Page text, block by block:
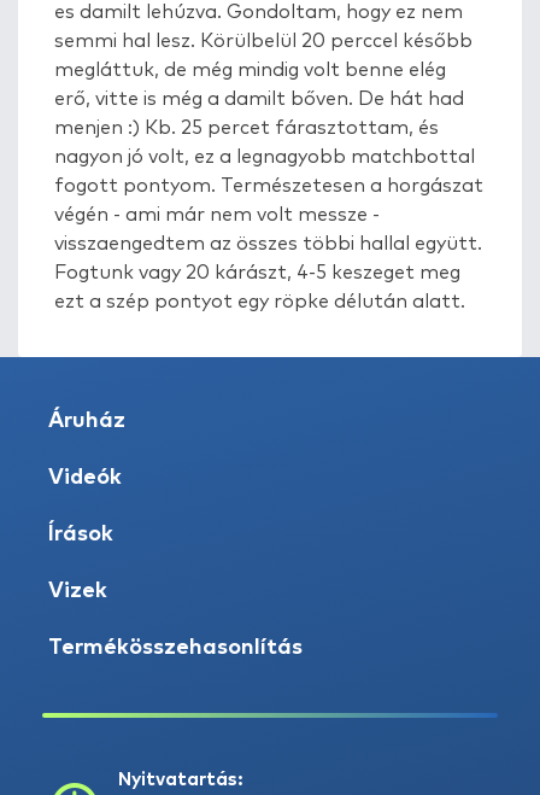
es damilt lehúzva. Gondoltam, hogy ez nem
semmi hal lesz. Körülbelül 20 perccel később
megláttuk, de még mindig volt benne elég
erő, vitte is még a damilt bőven. De hát had
menjen :) Kb. 25 percet fárasztottam, és
nagyon jó volt, ez a legnagyobb matchbottal
fogott pontyom. Természetesen a horgászat
végén - ami már nem volt messze -
visszaengedtem az összes többi hallal együtt.
Fogtunk vagy 20 kárászt, 4-5 keszeget meg
ezt a szép pontyot egy röpke délután alatt.
Áruház
Videók
Írások
Vizek
Termékösszehasonlítás
Nyitvatartás: